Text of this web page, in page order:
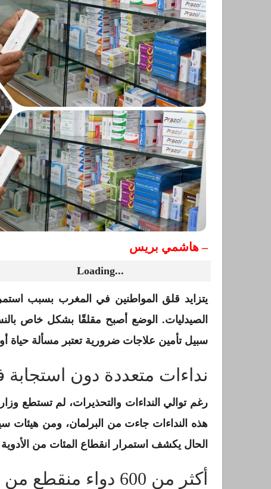
– هاشمي بريس
Loading...
يتزايد قلق المواطنين في المغرب بسبب
الصيدليات. الوضع أصبح مقلقًا بشكل خاص
سبيل تأمين علاجات ضرورية تعتبر مسألة حياة
نداءات متعددة دون استجابة
رغم توالي النداءات والتحذيرات، لم تستطع
هذه النداءات جاءت من البرلمان، ومن هيئات
الحال يكشف استمرار انقطاع المئات من
أكثر من 600 دواء منقطع من السوق